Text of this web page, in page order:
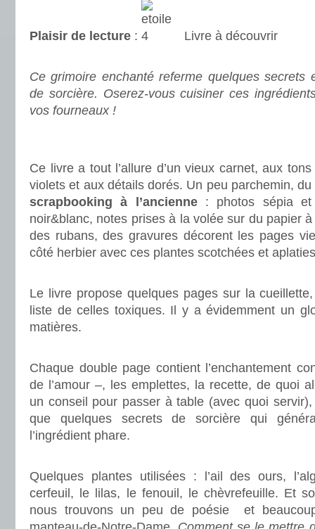
Plaisir de lecture :
Livre à découvrir
Ce grimoire enchanté referme quelques secrets
de sorcière. Oserez-vous cuisiner ces
vos fourneaux !
Ce livre a tout l’allure d’un vieux carnet, aux tons
violets et aux détails dorés. Un peu parchemin, du
scrapbooking à l’ancienne: photos sépia et
noir&blanc, notes prises à la volée sur du papier
des rubans, des gravures décorent les pages
côté herbier avec ces plantes scotchées et
Le livre propose quelques pages sur la
liste de celles toxiques. Il y a évidemment un
matières.
Chaque double page contient l’enchantement
de l’amour –, les emplettes, la recette, de quoi
un conseil pour passer à table (avec quoi servir),
que quelques secrets de sorcière qui
l’ingrédient phare.
Quelques plantes utilisées : l’ail des ours,
cerfeuil, le lilas, le fenouil, le chèvrefeuille. Et
nous trouvons un peu de poésie et